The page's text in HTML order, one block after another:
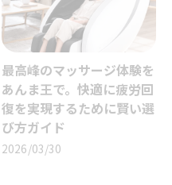
最高峰のマッサージ体験を
あんま王で。快適に疲労回
復を実現するために賢い選
び方ガイド
2026/03/30